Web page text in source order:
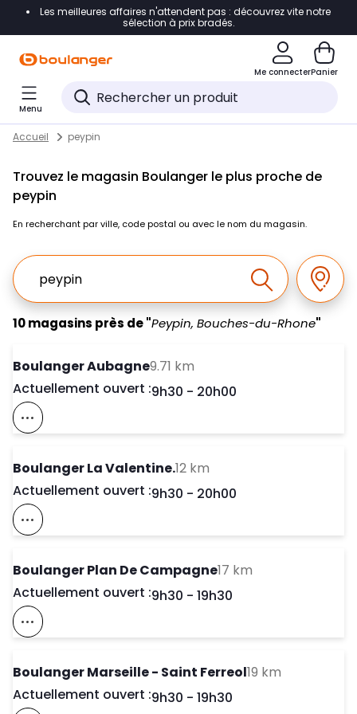
Accéder directement à la navigation
Accéder directement au pied de page
Accéder directement au chatbot
Les meilleures affaires n'attendent pas : découvrez vite notre
sélection à prix bradés.
Me connecterPanier
Menu
Skip to content
Return to Nav
Accueil peypin
Trouvez le magasin Boulanger le plus proche de
peypin
En recherchant par ville, code postal ou avec le nom du magasin.
Ville, Region, Code postal ou Ville & Pays
Effectuer la
10 magasins près de "Peypin, Bouches-du-Rhone"
Boulanger Aubagne9.71 km
Actuellement ouvert :Day of the Week
9h30 - 20h00
Voir Ce Magasin Sur La Carte
Boulanger La Valentine.12 km
Actuellement ouvert :Day of the Week
9h30 - 20h00
Voir Ce Magasin Sur La Carte
Boulanger Plan De Campagne17 km
Actuellement ouvert :Day of the Week
9h30 - 19h30
Voir Ce Magasin Sur La Carte
Boulanger Marseille - Saint Ferreol19 km
Actuellement ouvert :Day of the Week
9h30 - 19h30